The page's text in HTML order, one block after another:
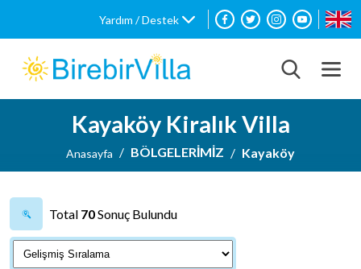
Yardım / Destek
Kayaköy Kiralık Villa
Anasayfa BÖLGELERİMİZ Kayaköy
Total 70Sonuç Bulundu